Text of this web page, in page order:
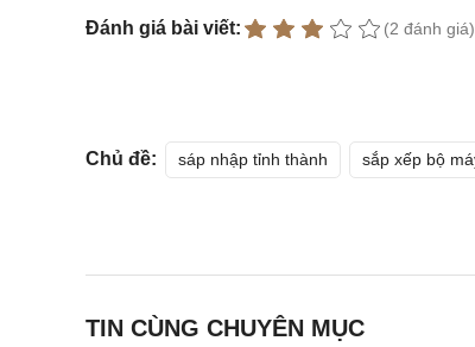
Đánh giá bài viết: (2 đánh giá)
Chủ đề: sáp nhập tỉnh thành sắp xếp bộ
TIN CÙNG CHUYÊN MỤC